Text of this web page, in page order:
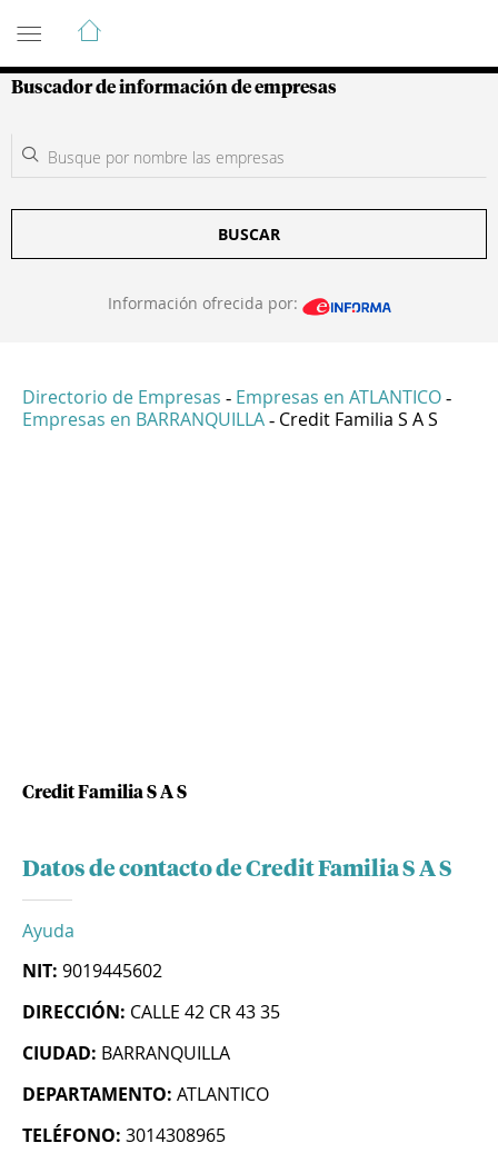
Guía de Empresas Colombianas
Buscador de información de empresas
BUSCAR
Información ofrecida por:
Directorio de Empresas - Empresas en ATLANTICO -
Empresas en BARRANQUILLA - Credit Familia S A S
Credit Familia S A S
Datos de contacto de Credit Familia S A S
Ayuda
NIT: 9019445602
DIRECCIÓN: CALLE 42 CR 43 35
CIUDAD: BARRANQUILLA
DEPARTAMENTO: ATLANTICO
TELÉFONO: 3014308965